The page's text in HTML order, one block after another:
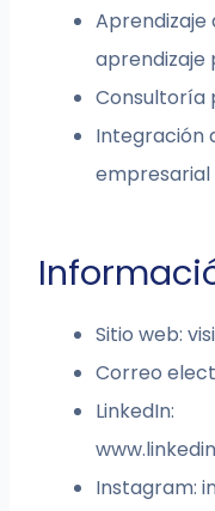
aprendizaje
Consultoría
Integración
empresarial
Sitio web:
Correo
LinkedIn:
Instagram: